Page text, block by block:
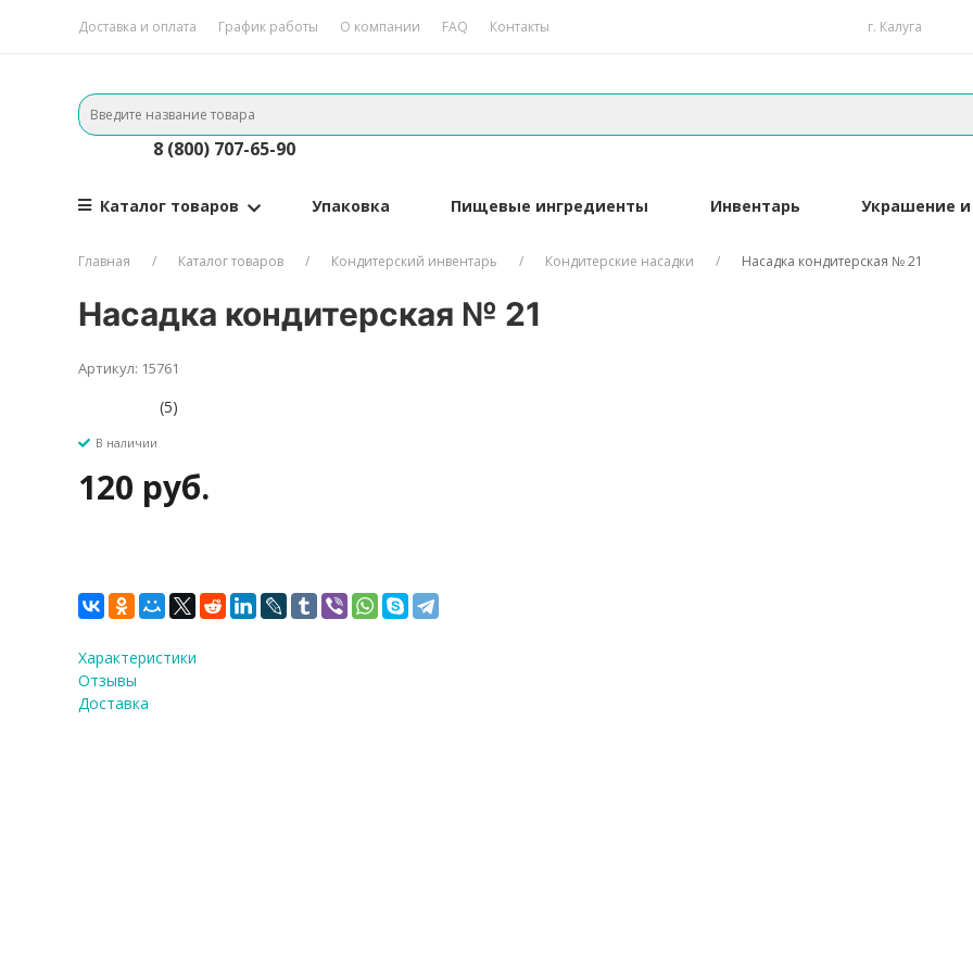
Доставка и оплата График работы О компании FAQ Контакты г. Калуга
8 (800) 707-65-90
Каталог товаров Упаковка Пищевые ингредиенты Инвентарь Украшение
Главная Каталог товаров Кондитерский инвентарь Кондитерские насадки Насадка кондитерская № 21
Насадка кондитерская № 21
Артикул: 15761
(5)
В наличии
120 руб.
Характеристики
Отзывы
Доставка